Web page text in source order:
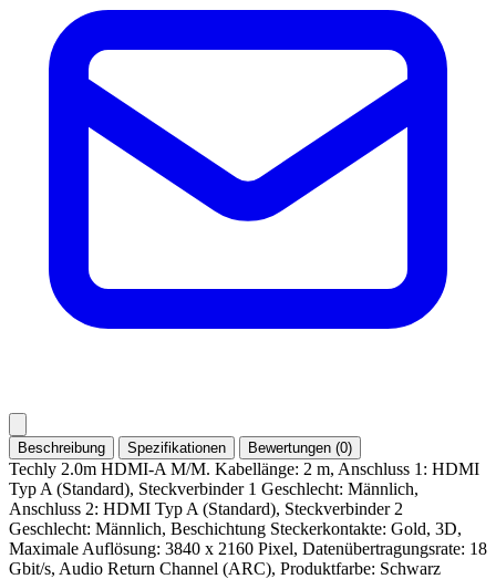
Beschreibung Spezifikationen Bewertungen (0)
Techly 2.0m HDMI-A M/M. Kabellänge: 2 m, Anschluss 1: HDMI
Typ A (Standard), Steckverbinder 1 Geschlecht: Männlich,
Anschluss 2: HDMI Typ A (Standard), Steckverbinder 2
Geschlecht: Männlich, Beschichtung Steckerkontakte: Gold, 3D,
Maximale Auflösung: 3840 x 2160 Pixel, Datenübertragungsrate: 18
Gbit/s, Audio Return Channel (ARC), Produktfarbe: Schwarz